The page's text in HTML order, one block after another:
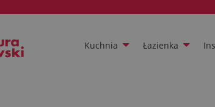
Kuchnia Łazienka